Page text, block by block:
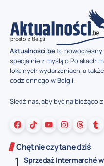
Aktualnosci.beto
specjalnie z myślą o Polakach
lokalnych wydarzeniach, a
codziennego w Belgii.
Śledź nas, aby być na bieżąco
Chętnie czytane dziś
Sprzedaż Intermarché w